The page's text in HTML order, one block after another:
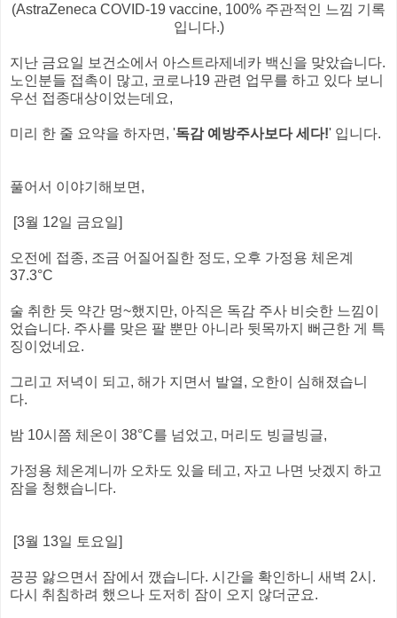
(AstraZeneca COVID-19 vaccine, 100% 주관적인 느낌 기록
입니다.)
지난 금요일 보건소에서 아스트라제네카 백신을 맞았습니다.
노인분들 접촉이 많고, 코로나19 관련 업무를 하고 있다 보니
우선 접종대상이었는데요,
미리 한 줄 요약을 하자면, '독감 예방주사보다 세다!' 입니다.
풀어서 이야기해보면,
[3월 12일 금요일]
오전에 접종, 조금 어질어질한 정도, 오후 가정용 체온계
37.3°C
술 취한 듯 약간 멍~했지만, 아직은 독감 주사 비슷한 느낌이
었습니다. 주사를 맞은 팔 뿐만 아니라 뒷목까지 뻐근한 게 특
징이었네요.
그리고 저녁이 되고, 해가 지면서 발열, 오한이 심해졌습니
다.
밤 10시쯤 체온이 38°C를 넘었고, 머리도 빙글빙글,
가정용 체온계니까 오차도 있을 테고, 자고 나면 낫겠지 하고
잠을 청했습니다.
[3월 13일 토요일]
끙끙 앓으면서 잠에서 깼습니다. 시간을 확인하니 새벽 2시.
다시 취침하려 했으나 도저히 잠이 오지 않더군요.